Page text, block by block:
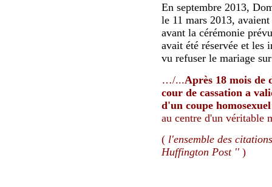
En septembre 2013,
le 11 mars 2013,
avant la cérémonie
avait été réservée et les
vu refuser le mariage
…/...Après 18 mois de
cour de cassation a
d'un coupe
au centre d'un véritable
( l'ensemble des
Huffington Post '' )